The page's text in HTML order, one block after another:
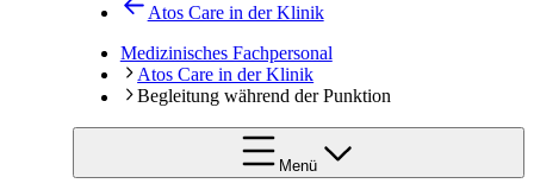
Atos Care in der Klinik
Medizinisches Fachpersonal
Atos Care in der Klinik
Begleitung während der Punktion
Menü